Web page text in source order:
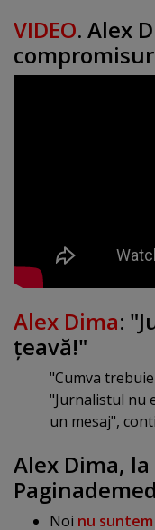
VIDEO. Alex
Alex Dima:
ţeavă!"
"Cumva
"Jurnalistul nu
un mesaj",
Alex Dima,
Noi nu